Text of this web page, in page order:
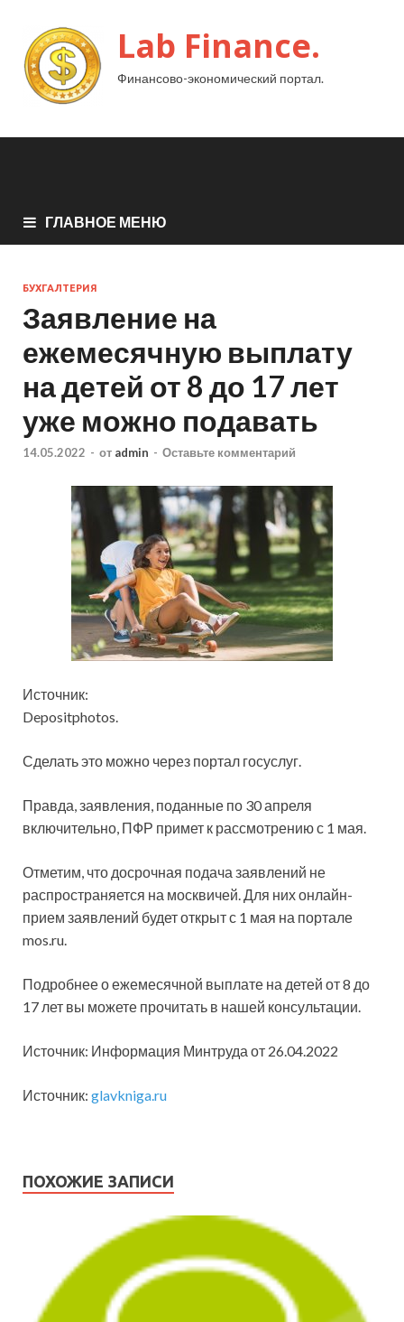
Lab Finance.
Финансово-экономический портал.
ГЛАВНОЕ МЕНЮ
БУХГАЛТЕРИЯ
Заявление на
ежемесячную выплату
на детей от 8 до 17 лет
уже можно подавать
14.05.2022 - от admin - Оставьте комментарий
Источник:
Depositphotos.
Сделать это можно через портал госуслуг.
Правда, заявления, поданные по 30 апреля
включительно, ПФР примет к рассмотрению с 1 мая.
Отметим, что досрочная подача заявлений не
распространяется на москвичей. Для них онлайн-
прием заявлений будетоткрыт с 1 мая на портале
mos.ru.
Подробнее о ежемесячной выплате на детей от 8 до
17 лет вы можете прочитать в нашей консультации.
Источник: Информация Минтруда от 26.04.2022
Источник: glavkniga.ru
ПОХОЖИЕ ЗАПИСИ